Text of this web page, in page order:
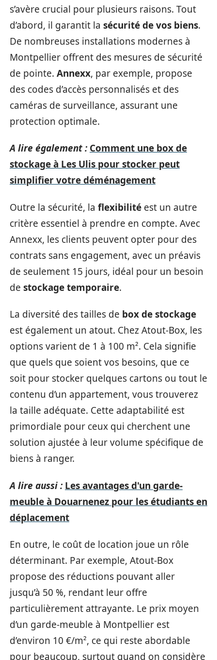
s’avère crucial pour plusieurs raisons. Tout
d’abord, il garantit la sécurité de vos biens.
De nombreuses installations modernes à
Montpellier offrent des mesures de sécurité
de pointe. Annexx, par exemple, propose
des codes d’accès personnalisés et des
caméras de surveillance, assurant une
protection optimale.
A lire également : Comment une box de
stockage à Les Ulis pour stocker peut
simplifier votre déménagement
Outre la sécurité, la flexibilité est un autre
critère essentiel à prendre en compte. Avec
Annexx, les clients peuvent opter pour des
contrats sans engagement, avec un préavis
de seulement 15 jours, idéal pour un besoin
de stockage temporaire.
La diversité des tailles de box de stockage
est également un atout. Chez Atout-Box, les
options varient de 1 à 100 m². Cela signifie
que quels que soient vos besoins, que ce
soit pour stocker quelques cartons ou tout le
contenu d’un appartement, vous trouverez
la taille adéquate. Cette adaptabilité est
primordiale pour ceux qui cherchent une
solution ajustée à leur volume spécifique de
biens à ranger.
A lire aussi : Les avantages d'un garde-
meuble à Douarnenez pour les étudiants en
déplacement
En outre, le coût de location joue un rôle
déterminant. Par exemple, Atout-Box
propose des réductions pouvant aller
jusqu’à 50 %, rendant leur offre
particulièrement attrayante. Le prix moyen
d’un garde-meuble à Montpellier est
d’environ 10 €/m², ce qui reste abordable
pour beaucoup, surtout quand on considère